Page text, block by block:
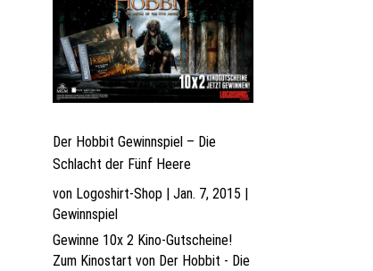
Der Hobbit Gewinnspiel – Die
Schlacht der Fünf Heere
von Logoshirt-Shop |Jan. 7, 2015 |
Gewinnspiel
Gewinne 10x 2 Kino-Gutscheine!
Zum Kinostart von Der Hobbit - Die